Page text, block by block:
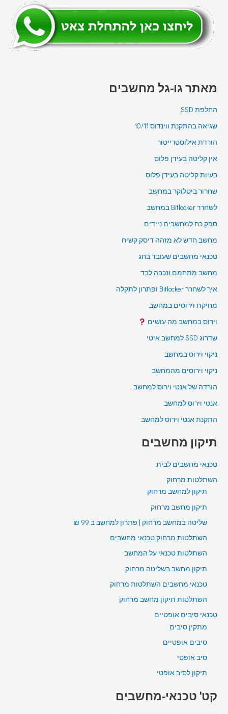
מאתר גו-גל מחשבים
החלפת SSD
שגיאה בהתקנת ווינדוס 10/11
הורדת אילוסטרייטור
אין קליטה בעידן פלוס
בעיות קליטה בעידן פלוס
שחרור ביטלוקר במחשב
לשחרר Bitlocker במחשב
ספק כח למחשבים ניידים
מחשב חדש לא מזהה דיסק קשיח
טכנאי מחשבים שעובד בחג
מחשב מתחמם ונכבה לבד
איך לשחרר Bitlocker ופתרון לתקלה
מחיקת וירוסים במחשב
וירוס במחשב מה עושים
שדרוג SSD למחשב איטי
ניקוי וירוס במחשב
ניקוי וירוסים מהמחשב
הורדה של אנטי וירוס למחשב
אנטי וירוס למחשב
התקנת אנטי וירוס למחשב
תיקון מחשבים
טכנאי מחשבים לבית
השתלטות מרחוק
תיקון למחשב מרחוק
תיקון מחשב מרחוק
שליטה במחשב מרחוק | פתרון למחשב ב 99 ₪
השתלטות מרחוק טכנאי מחשבים
השתלטות טכנאי על המחשב
תיקון מחשב בשליטה מרחוק
טכנאי מחשבים השתלטות מרחוק
השתלטות תיקון מחשב מרחוק
טכנאי סיבים אופטיים
מתקין סיבים
סיבים אופטיים
סיב אופטי
תיקון לסיב אופטי
קט' טכנאי-מחשבים